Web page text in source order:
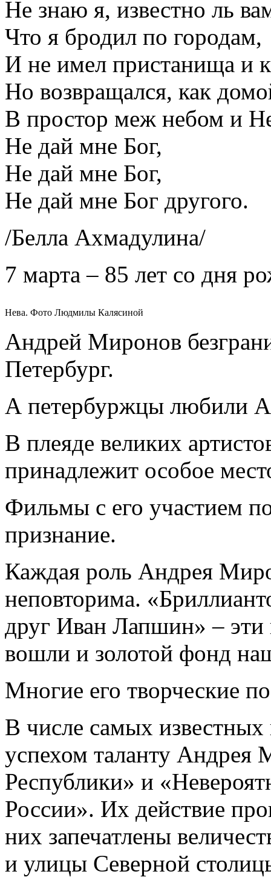
Hе знаю я, известно ль
Что я бродил по городам,
И не имел пристанища и
Hо возвращался, как
В простор меж небом и
Hе дай мне Бог,
Не дай мне Бог,
Не дай мне Бог другого.
/Белла Ахмадулина/
7 марта – 85 лет со дня
Нева. Фото Людмилы Калясиной
Андрей Миронов
Петербург.
А петербуржцы любили
В плеяде великих
принадлежит особое
Фильмы с его участием
признание.
Каждая роль Андрея
неповторима.
друг Иван Лапшин» –
вошли и золотой фонд
Многие его творческие
В числе самых
успехом таланту Андрея
Республики» и
России». Их действие
них запечатлены
и улицы Северной